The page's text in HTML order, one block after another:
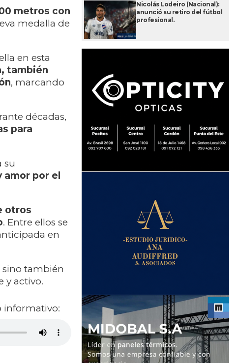
metros con
medalla de
en esta
también
, marcando
décadas,
para
su
por el
otros
. Entre ellos se
en
sino también
y activo.
informativo:
Nicolás Lodeiro (Nacional):
anunció su retiro del fútbol
profesional.